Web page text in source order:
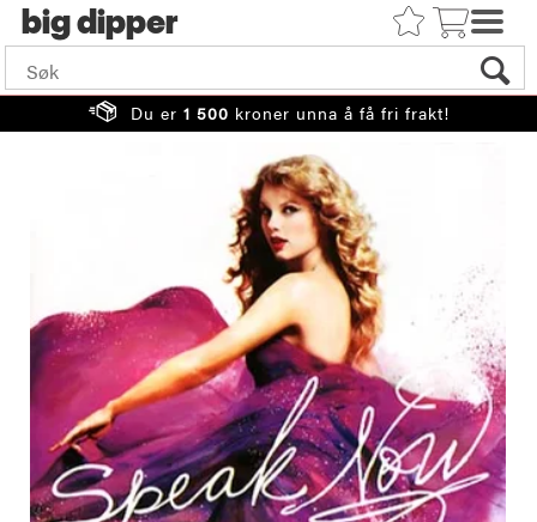
big
Du er 1 500 kroner unna å få fri frakt!